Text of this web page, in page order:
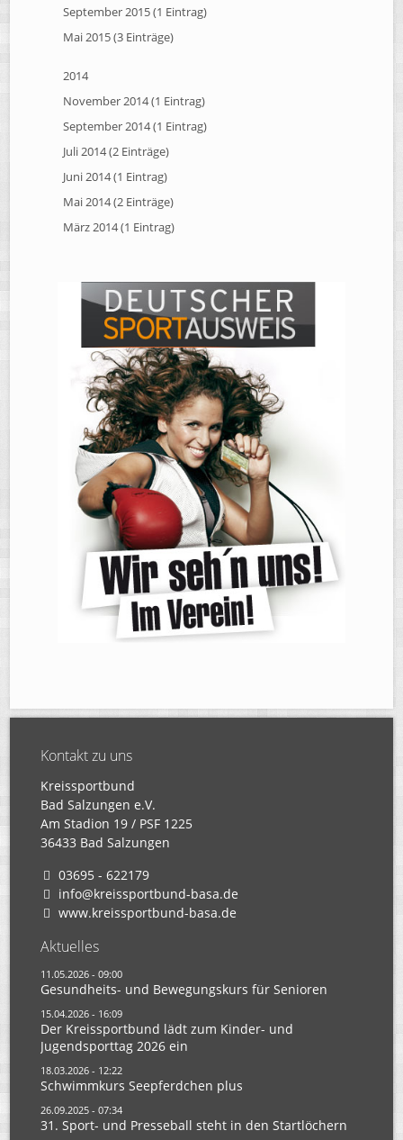
September 2015 (1 Eintrag)
Mai 2015 (3 Einträge)
2014
November 2014 (1 Eintrag)
September 2014 (1 Eintrag)
Juli 2014 (2 Einträge)
Juni 2014 (1 Eintrag)
Mai 2014 (2 Einträge)
März 2014 (1 Eintrag)
Kontakt zu uns
Kreissportbund
Bad Salzungen e.V.
Am Stadion 19 / PSF 1225
36433 Bad Salzungen
03695 - 622179
info@kreissportbund-basa.de
www.kreissportbund-basa.de
Aktuelles
11.05.2026 - 09:00
Gesundheits- und Bewegungskurs für Senioren
15.04.2026 - 16:09
Der Kreissportbund lädt zum Kinder- und
Jugendsporttag 2026 ein
18.03.2026 - 12:22
Schwimmkurs Seepferdchen plus
26.09.2025 - 07:34
31. Sport- und Presseball steht in den Startlöchern